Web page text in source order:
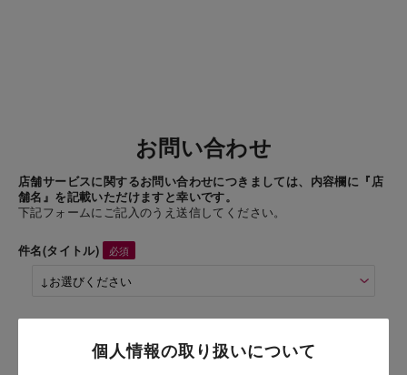
お問い合わせ
店舗サービスに関するお問い合わせにつきましては、内容欄に『店
舗名』を記載いただけますと幸いです。
下記フォームにご記入のうえ送信してください。
個人情報の取り扱いについて
件名(タイトル)
抹茶カステラ（五三焼製法）